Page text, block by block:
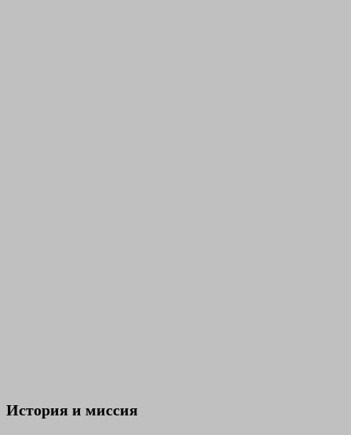
История и миссия